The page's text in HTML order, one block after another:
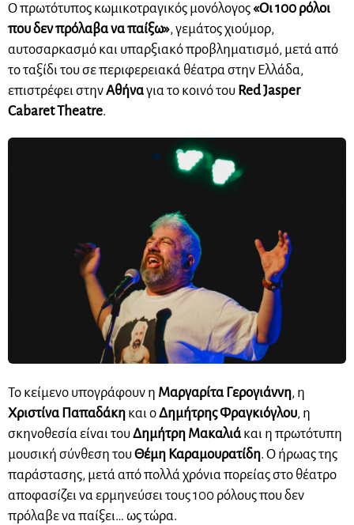
Ο πρωτότυπος κωμικοτραγικός μονόλογος«Οι 100 ρόλοι
που δεν πρόλαβα να παίξω», γεμάτος χιούμορ,
αυτοσαρκασμό και υπαρξιακό προβληματισμό, μετά από
το ταξίδι του σε περιφερειακά θέατρα στην Ελλάδα,
επιστρέφει στηνΑθήναγια το κοινό του Red Jasper
Cabaret Theatre.
Το κείμενο υπογράφουν η Μαργαρίτα Γερογιάννη, η
Χριστίνα Παπαδάκη και οΔημήτρης Φραγκιόγλου, η
σκηνοθεσία είναι τουΔημήτρη Μακαλιά και η πρωτότυπη
μουσική σύνθεση τουΘέμη Καραμουρατίδη. Ο ήρωας της
παράστασης, μετά από πολλά χρόνια πορείας στο θέατρο
αποφασίζει να ερμηνεύσει τους 100 ρόλους που δεν
πρόλαβε να παίξει… ως τώρα.